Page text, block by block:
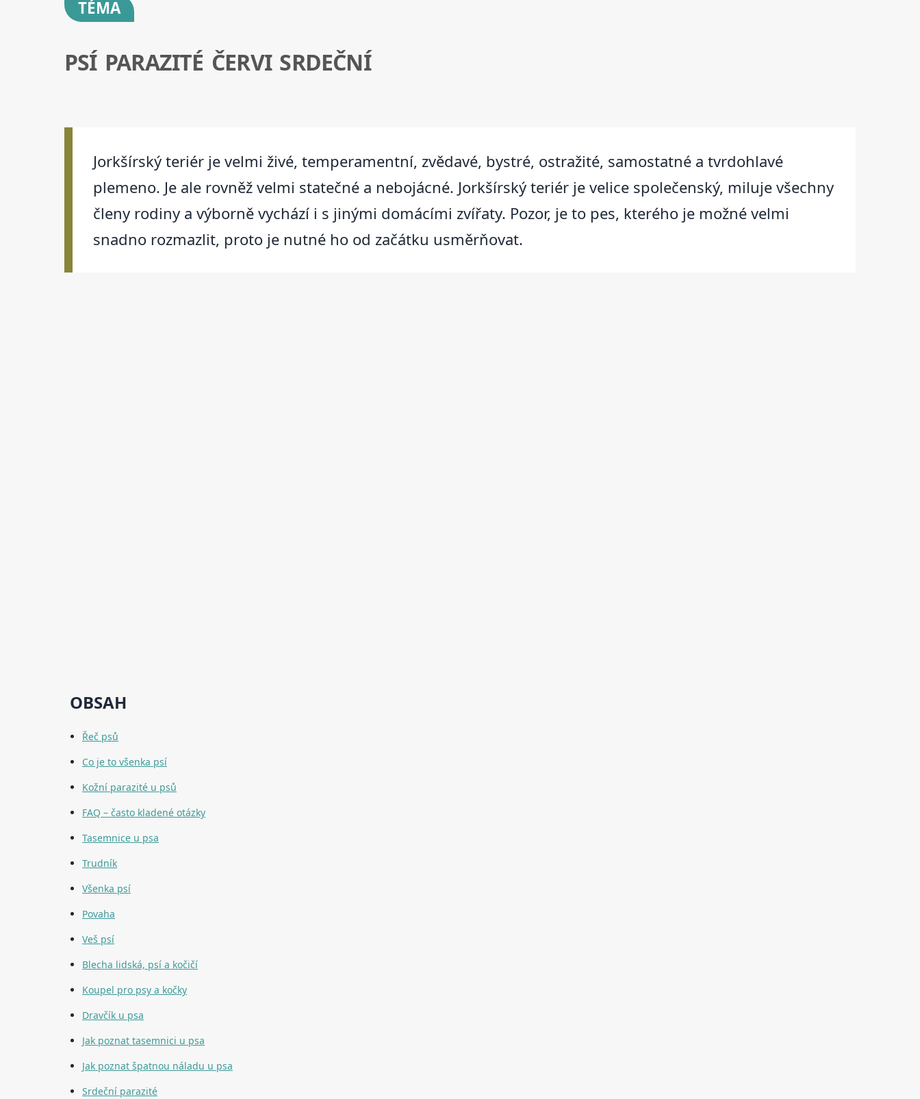
TÉMA
PSÍ PARAZITÉ ČERVI SRDEČNÍ
Jorkšírský teriér je velmi živé, temperamentní, zvědavé, bystré, ostražité, samostatné a tvrdohlavé
plemeno. Je ale rovněž velmi statečné a nebojácné. Jorkšírský teriér je velice společenský, miluje všechny
členy rodiny a výborně vychází i s jinými domácími zvířaty. Pozor, je to pes, kterého je možné velmi
snadno rozmazlit, proto je nutné ho od začátku usměrňovat.
OBSAH
Řeč psů
Co je to všenka psí
Kožní parazité u psů
FAQ – často kladené otázky
Tasemnice u psa
Trudník
Všenka psí
Povaha
Veš psí
Blecha lidská, psí a kočičí
Koupel pro psy a kočky
Dravčík u psa
Jak poznat tasemnici u psa
Jak poznat špatnou náladu u psa
Srdeční parazité